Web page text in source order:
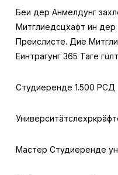
Беи дер Анмелдунг
Митглиедсцхафт ин дер
Преислисте. Дие
Еинтрагунг 365 Таге
Студиеренде 1.500 РСД
Мастер Студиеренде